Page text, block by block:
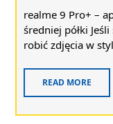
realme 9 Pro+ –
średniej półki
robić zdjęcia w
READ MORE